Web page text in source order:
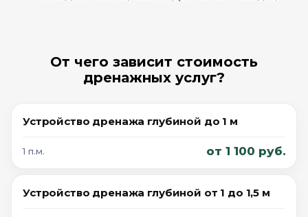
От чего зависит стоимость
дренажных услуг?
Устройство дренажа глубиной до 1 м
1 п.м. от 1 100 руб.
Устройство дренажа глубиной от 1 до 1,5 м